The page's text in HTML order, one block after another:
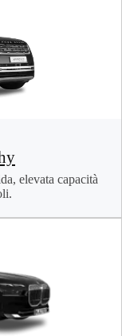
elevata capacità